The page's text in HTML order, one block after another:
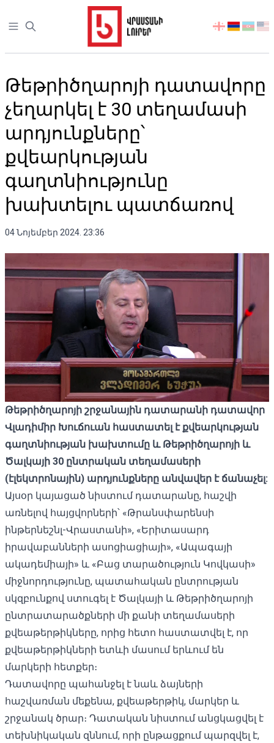
Open sidebar
აირჩიეთ
Թեթրիծղարոյի դատավորը
չեղարկել է 30 տեղամասի
արդյունքները՝
քվեարկության
գաղտնիությունը
խախտելու պատճառով
04 Նոյեմբեր 2024. 23:36
Թեթրիծղարոյի շրջանային դատարանի դատավոր
Վլադիմիր Խուճուան հաստատել է քվեարկության
գաղտնիության խախտումը և Թեթրիծղարոյի և
Ծալկայի 30 ընտրական տեղամասերի
(էլեկտրոնային) արդյունքները անվավեր է ճանաչել:
Այսօր կայացած նիստում դատարանը, հաշվի
առնելով հայցվորների՝ «Թրանսփարենսի
ինթերնեշնլ-Վրաստանի», «Երիտասարդ
իրավաբանների ասոցիացիայի», «Ապագայի
ակադեմիայի» և «Բաց տարածություն Կովկասի»
միջնորդությունը, պատահական ընտրության
սկզբունքով ստուգել է Ծալկայի և Թեթրիծղարոյի
ընտրատարածքների մի քանի տեղամասերի
քվեաթերթիկները, որից հետո հաստատվել է, որ
քվեաթերթիկների ետևի մասում երևում են
մարկերի հետքեր։
Դատավորը պահանջել է նաև ձայների
հաշվառման մեքենա, քվեաթերթիկ, մարկեր և
շրջանակ ծրար։ Դատական ​​նիստում անցկացվել է
տեխնիկական զննում, որի ընթացքում պարզվել է,